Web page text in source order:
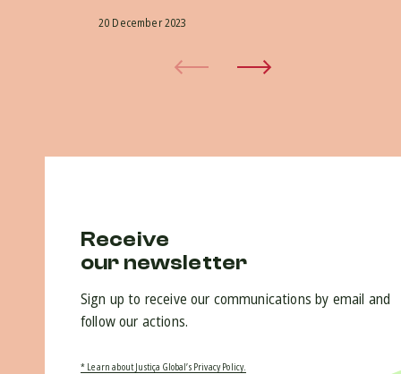
20 December 2023
Receive
our newsletter
Sign up to receive our communications by email and
follow our actions.
* Learn about Justiça Global’s Privacy Policy.